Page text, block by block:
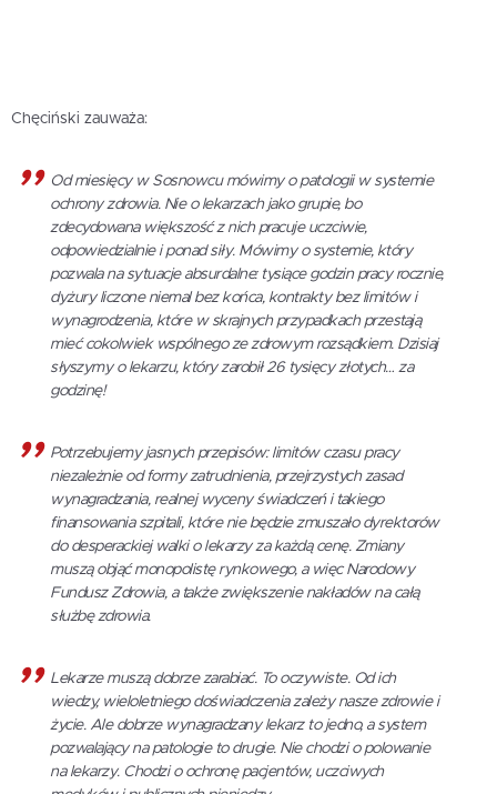
Chęciński zauważa:
Od miesięcy w Sosnowcu mówimy o patologii w systemie
ochrony zdrowia. Nie o lekarzach jako grupie, bo
zdecydowana większość z nich pracuje uczciwie,
odpowiedzialnie i ponad siły. Mówimy o systemie, który
pozwala na sytuacje absurdalne: tysiące godzin pracy rocznie,
dyżury liczone niemal bez końca, kontrakty bez limitów i
wynagrodzenia, które w skrajnych przypadkach przestają
mieć cokolwiek wspólnego ze zdrowym rozsądkiem. Dzisiaj
słyszymy o lekarzu, który zarobił 26 tysięcy złotych… za
godzinę!
Potrzebujemy jasnych przepisów: limitów czasu pracy
niezależnie od formy zatrudnienia, przejrzystych zasad
wynagradzania, realnej wyceny świadczeń i takiego
finansowania szpitali, które nie będzie zmuszało dyrektorów
do desperackiej walki o lekarzy za każdą cenę. Zmiany
muszą objąć monopolistę rynkowego, a więc Narodowy
Fundusz Zdrowia, a także zwiększenie nakładów na całą
służbę zdrowia.
Lekarze muszą dobrze zarabiać. To oczywiste. Od ich
wiedzy, wieloletniego doświadczenia zależy nasze zdrowie i
życie. Ale dobrze wynagradzany lekarz to jedno, a system
pozwalający na patologie to drugie. Nie chodzi o polowanie
na lekarzy. Chodzi o ochronę pacjentów, uczciwych